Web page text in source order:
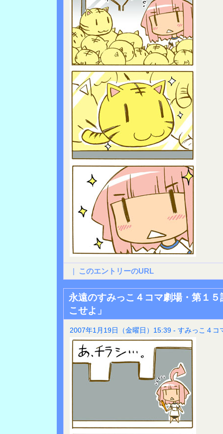
| このエントリーのURL
永遠のすみっこ４コマ劇場・第１
こせよ」
2007年1月19日（金曜日）15:39 - すみっこ４コ